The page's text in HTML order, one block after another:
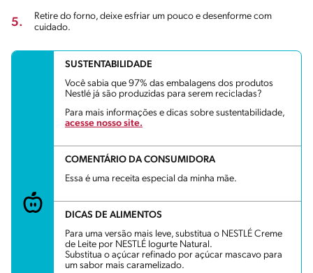
5.
Retire do forno, deixe esfriar um pouco e desenforme com
cuidado.
SUSTENTABILIDADE
Você sabia que 97% das embalagens dos produtos
Nestlé já são produzidas para serem recicladas?
Para mais informações e dicas sobre sustentabilidade,
acesse nosso site.
COMENTÁRIO DA CONSUMIDORA
Essa é uma receita especial da minha mãe.
DICAS DE ALIMENTOS
Para uma versão mais leve, substitua o NESTLÉ Creme
de Leite por NESTLÉ Iogurte Natural.
Substitua o açúcar refinado por açúcar mascavo para
um sabor mais caramelizado.